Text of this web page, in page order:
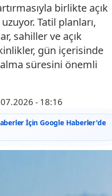
birlikte açık
Tatil planları,
sahiller ve açık
gün içerisinde
süresini önemli
- 18:16
İçin Google Haberler'de